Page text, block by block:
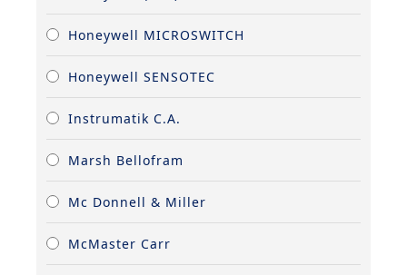
Honeywell MICROSWITCH
Honeywell SENSOTEC
Instrumatik C.A.
Marsh Bellofram
Mc Donnell & Miller
McMaster Carr